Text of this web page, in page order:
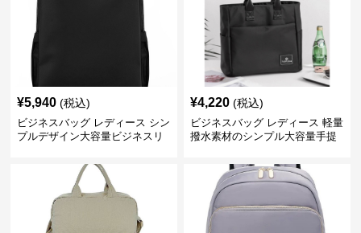
¥5,940 (税込)
ビジネスバッグ レディース シン
プルデザイン大容量ビジネスリ
¥4,220 (税込)
ビジネスバッグ レディース 軽量
撥水素材のシンプル大容量手提